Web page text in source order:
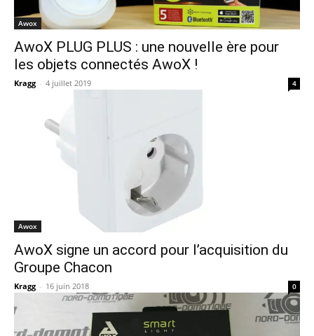
Awox
AwoX PLUG PLUS : une nouvelle ère pour
les objets connectés AwoX !
Kragg - 4 juillet 2019 4
Awox
AwoX signe un accord pour l’acquisition du
Groupe Chacon
Kragg - 16 juin 2018 0